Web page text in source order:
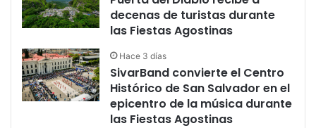
decenas de turistas durante
las Fiestas Agostinas
Hace 3 días
SivarBand convierte el Centro
Histórico de San Salvador en el
epicentro de la música durante
las Fiestas Agostinas